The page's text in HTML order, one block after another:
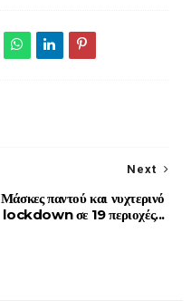
Next
Μάσκες παντού και νυχτερινό
lockdown σε 19 περιοχές...